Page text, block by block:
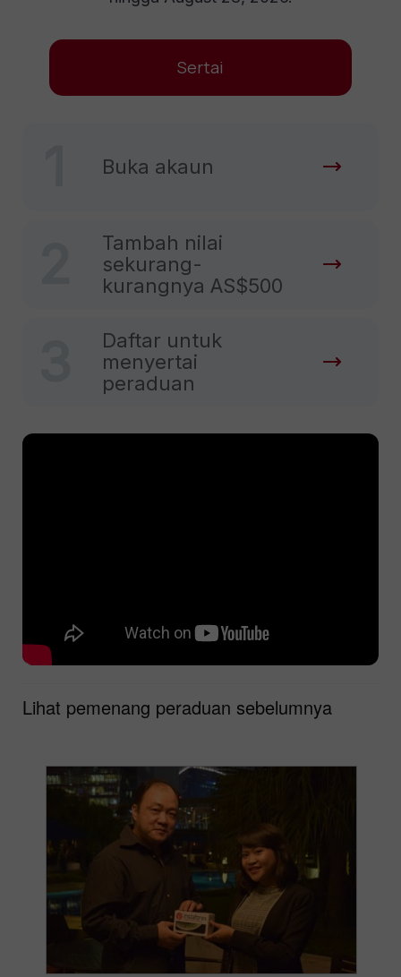
Sertai
Buka akaun
Tambah nilai
sekurang-
kurangnya AS$500
Daftar untuk
menyertai
peraduan
Lihat pemenang peraduan sebelumnya